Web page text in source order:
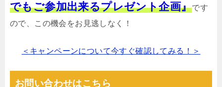
でもご参加出来るプレゼント企画』です
ので、この機会をお見逃しなく！
＜キャンペーンについて今すぐ確認してみる！＞
お問い合わせはこちら